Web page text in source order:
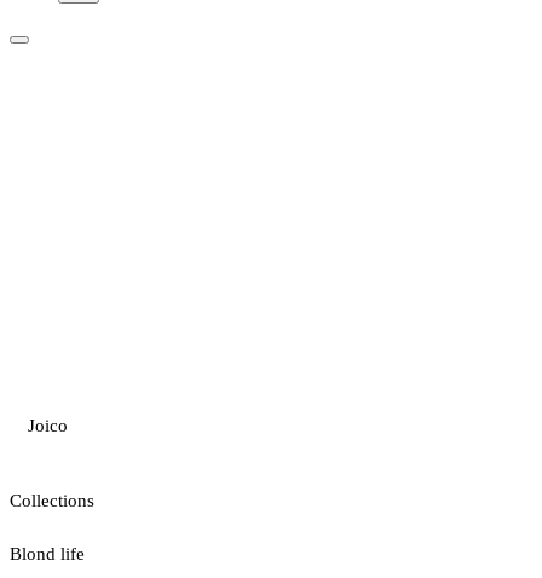
Joico
Collections
Blond life